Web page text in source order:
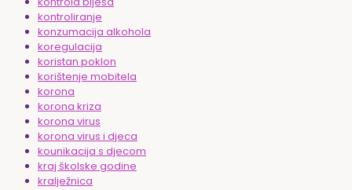
kontroliranje
konzumacija alkohola
koregulacija
koristan poklon
korištenje mobitela
korona
korona kriza
korona virus
korona virus i djeca
kounikacija s djecom
kraj školske godine
kralježnica